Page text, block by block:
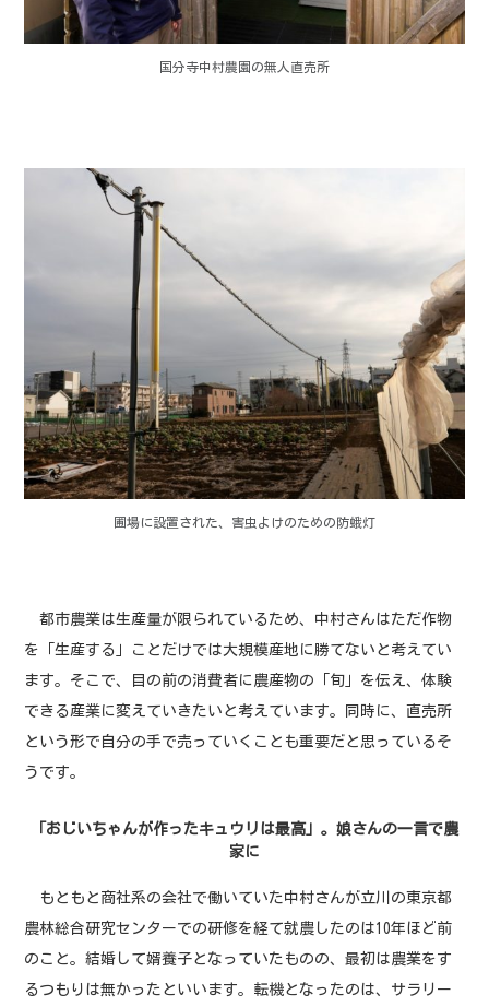
国分寺中村農園の無人直売所
圃場に設置された、害虫よけのための防蛾灯
都市農業は生産量が限られているため、中村さんはただ作物
を「生産する」ことだけでは大規模産地に勝てないと考えてい
ます。そこで、目の前の消費者に農産物の「旬」を伝え、体験
できる産業に変えていきたいと考えています。同時に、直売所
という形で自分の手で売っていくことも重要だと思っているそ
うです。
「おじいちゃんが作ったキュウリは最高」。娘さんの一言で農
家に
もともと商社系の会社で働いていた中村さんが立川の東京都
農林総合研究センターでの研修を経て就農したのは10年ほど前
のこと。結婚して婿養子となっていたものの、最初は農業をす
るつもりは無かったといいます。転機となったのは、サラリー